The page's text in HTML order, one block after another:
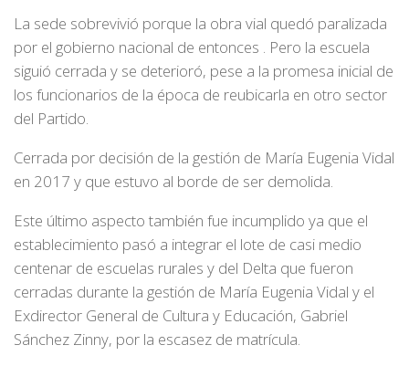
La sede sobrevivió porque la obra vial quedó paralizada
por el gobierno nacional de entonces . Pero la escuela
siguió cerrada y se deterioró, pese a la promesa inicial de
los funcionarios de la época de reubicarla en otro sector
del Partido.
Cerrada por decisión de la gestión de María Eugenia Vidal
en 2017 y que estuvo al borde de ser demolida.
Este último aspecto también fue incumplido ya que el
establecimiento pasó a integrar el lote de casi medio
centenar de escuelas rurales y del Delta que fueron
cerradas durante la gestión de María Eugenia Vidal y el
Exdirector General de Cultura y Educación, Gabriel
Sánchez Zinny, por la escasez de matrícula.